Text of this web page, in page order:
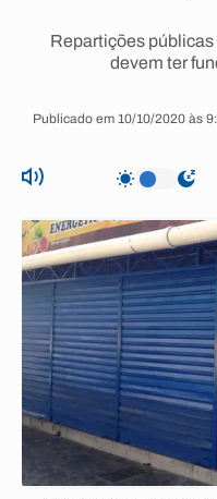
Repartições
devem ter
Publicado em 10/10/2020 às